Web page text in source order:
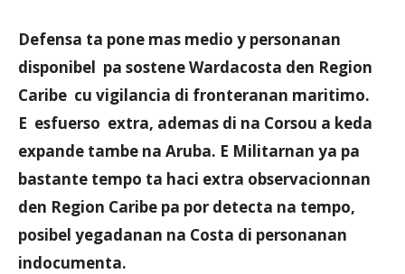
Aruba
Defensa ta pone mas medio y personanan
disponibel pa sostene Wardacosta den Region
Caribe cu vigilancia di fronteranan maritimo.
E esfuerso extra, ademas di na Corsou a keda
expande tambe na Aruba. E Militarnan ya pa
bastante tempo ta haci extra observacionnan
den Region Caribe pa por detecta na tempo,
posibel yegadanan na Costa di personanan
indocumenta.